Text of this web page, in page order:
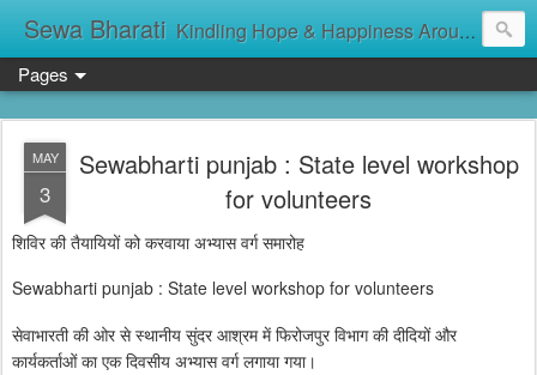
Sewa Bharati Kindling Hope & Happiness Around सेवा भारती சேவாபாரதி సేవా భారతి സേവാഭാരതി સેવા ભારતી সেবা ভাঁরাটি
Pages
MAY
3
Sewabharti punjab : State level workshop
for volunteers
शिविर की तैयायियों को करवाया अभ्यास वर्ग समारोह
Sewabharti punjab : State level workshop for volunteers
सेवाभारती की ओर से स्थानीय सुंदर आश्रम में फिरोजपुर विभाग की दीदियों और
कार्यकर्ताओं का एक दिवसीय अभ्यास वर्ग लगाया गया।